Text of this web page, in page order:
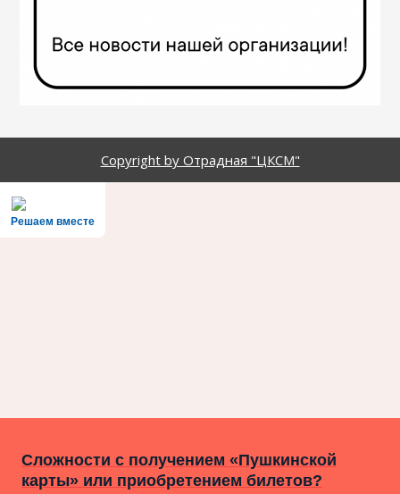
Copyright by Отрадная "ЦКСМ"
Решаем вместе
Сложности с получением «Пушкинской
карты» или приобретением билетов?